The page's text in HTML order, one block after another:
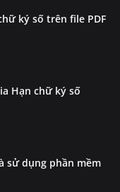
ký số trên file PDF
Hạn chữ ký số
sử dụng phần mềm